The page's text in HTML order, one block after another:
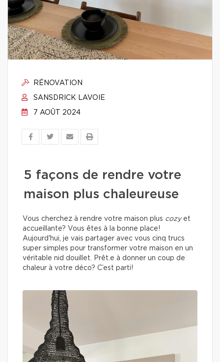
RÉNOVATION
SANSDRICK LAVOIE
7 AOÛT 2024
5 façons de rendre votre
maison plus chaleureuse
Vous cherchez à rendre votre maison plus cozyet
accueillante? Vous êtes à la bonne place!
Aujourd'hui, je vais partager avec vous cinq trucs
super simples pour transformer votre maison en un
véritable nid douillet. Prêt.e à donner un coup de
chaleur à votre déco? C’est parti!